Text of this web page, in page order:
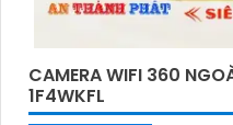
CAMERA WIFI 360
1F4WKFL